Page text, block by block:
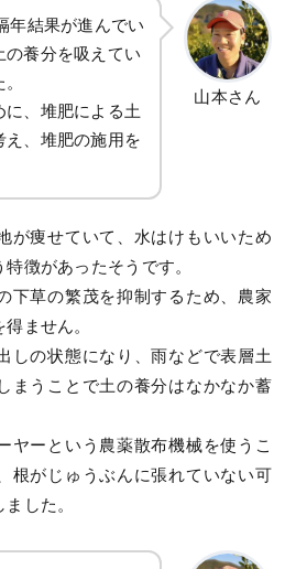
年結果が進んでい
の養分を吸えてい
に、堆肥による土
、堆肥の施用を
山本さん
が痩せていて、水はけもいいため
徴があったそうです。
下草の繁茂を抑制するため、農家
ません。
しの状態になり、雨などで表層土
まうことで土の養分はなかなか蓄
ヤーという農薬散布機械を使うこ
根がじゅうぶんに張れていない可
した。